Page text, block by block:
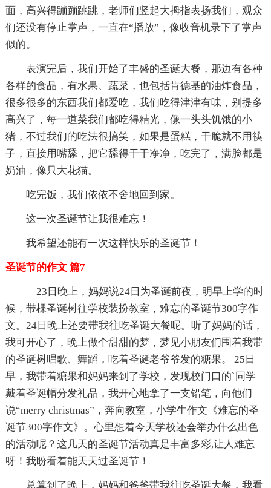
面，高兴得蹦蹦跳跳，老师们竖起大拇指表扬我们，观众
们还没有停止掌声，一直在“播放”，像收音机录下了掌声
似的。
表演完后，我们开始了丰盛的圣诞大餐，那边有各种
各样的食品，有水果、蔬菜，也包括肯德基的油炸食品，
很多很多的东西我们都爱吃，我们吃得津津有味，别提多
高兴了，每一道菜我们都吃得精光，像一头头饥饿的小
猪，不过我们的吃法很搞笑，如果是蛋糕，干脆就不用筷
子，直接用嘴舔，把它舔得干干净净，吃完了，满脸都是
奶油，像只大花猫。
吃完饭，我们依依不舍地回到家。
这一次圣诞节让我很难忘！
我希望还能有一次这样快乐的圣诞节！
圣诞节的作文 篇7
23日晚上，妈妈说24日为圣诞前夜，明早上学的时
候，带棵圣诞树往学校装扮教室，难忘的圣诞节300字作
文。24日晚上还要带我往吃圣诞大餐呢。听了妈妈的话，
我可开心了，晚上做个甜甜的梦，梦见小朋友们围着我带
的圣诞树唱歌、舞蹈，吃着圣诞老爷爷发的糖果。 25日
早，我带着糖果和妈妈来到了学校，发现校门口的`同学
戴着圣诞帽分发礼品，我开心地拿了一支铅笔，向他们
说“merry christmas”，奔向教室，小学生作文《难忘的圣
诞节300字作文》。心里想着今天学校还会举办什么出色
的活动呢？这几天的圣诞节活动真是丰富多彩,让人难忘
呀！我盼看着能天天过圣诞节！
总算到了晚上，妈妈和爸爸带我往吃圣诞大餐，我看